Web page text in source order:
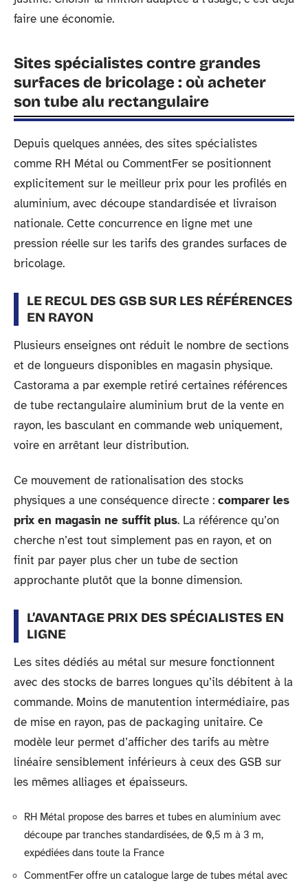
faire une économie.
Sites spécialistes contre grandes
surfaces de bricolage : où acheter
son tube alu rectangulaire
Depuis quelques années, des sites spécialistes
comme RH Métal ou CommentFer se positionnent
explicitement sur le meilleur prix pour les profilés en
aluminium, avec découpe standardisée et livraison
nationale. Cette concurrence en ligne met une
pression réelle sur les tarifs des grandes surfaces de
bricolage.
LE RECUL DES GSB SUR LES RÉFÉRENCES
EN RAYON
Plusieurs enseignes ont réduit le nombre de sections
et de longueurs disponibles en magasin physique.
Castorama a par exemple retiré certaines références
de tube rectangulaire aluminium brut de la vente en
rayon, les basculant en commande web uniquement,
voire en arrêtant leur distribution.
Ce mouvement de rationalisation des stocks
physiques a une conséquence directe : comparer les
prix en magasin ne suffit plus. La référence qu’on
cherche n’est tout simplement pas en rayon, et on
finit par payer plus cher un tube de section
approchante plutôt que la bonne dimension.
L’AVANTAGE PRIX DES SPÉCIALISTES EN
LIGNE
Les sites dédiés au métal sur mesure fonctionnent
avec des stocks de barres longues qu’ils débitent à la
commande. Moins de manutention intermédiaire, pas
de mise en rayon, pas de packaging unitaire. Ce
modèle leur permet d’afficher des tarifs au mètre
linéaire sensiblement inférieurs à ceux des GSB sur
les mêmes alliages et épaisseurs.
RH Métal propose des barres et tubes en aluminium avec
découpe par tranches standardisées, de 0,5 m à 3 m,
expédiées dans toute la France
CommentFer offre un catalogue large de tubes métal avec